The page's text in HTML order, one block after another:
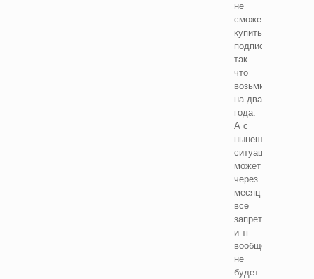
не
сможете
купить
подписку,
так
что
возьмите
на два
года.
А с
нынешней
ситуацией
может
через
месяц
все
запретят
и тг
вообще
не
будет